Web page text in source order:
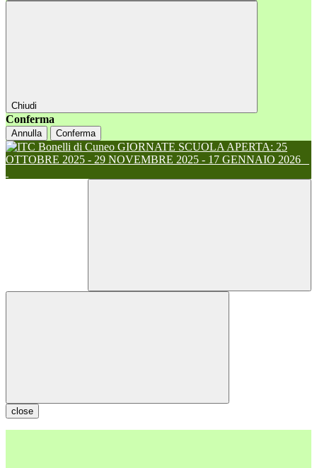
Chiudi
Conferma
Annulla Conferma
GIORNATE SCUOLA APERTA: 25
OTTOBRE 2025 - 29 NOVEMBRE 2025 - 17 GENNAIO 2026
close